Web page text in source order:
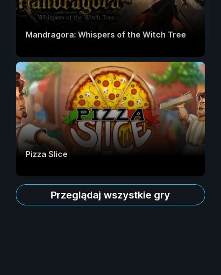
Mandragora: Whispers of the Witch Tree
Pizza Slice
Przeglądaj wszystkie gry